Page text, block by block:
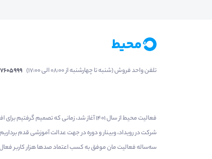
تلفن واحد فروش (شنبه تا چهارشنبه از 08:00 الی 17:00)
فعالیت محیط از سال 1401 آغاز شد، زمانی
شرکت در رویداد، وبینار و دوره در جهت عدالت آموزشی قدم
سه‌ساله فعالیت مان موفق به کسب اعتماد صدها هزار کاربر